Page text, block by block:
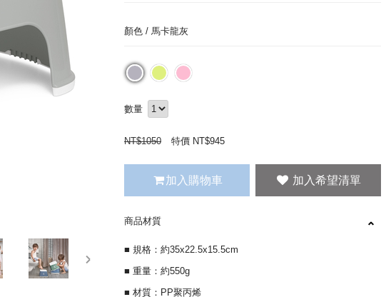
next
顏色 / 馬卡龍灰
數量
NT$1050 特價 NT$945
加入購物車
商品材質
■ 規格：約35x22.5x15.5cm
■ 重量：約550g
■ 材質：PP聚丙烯